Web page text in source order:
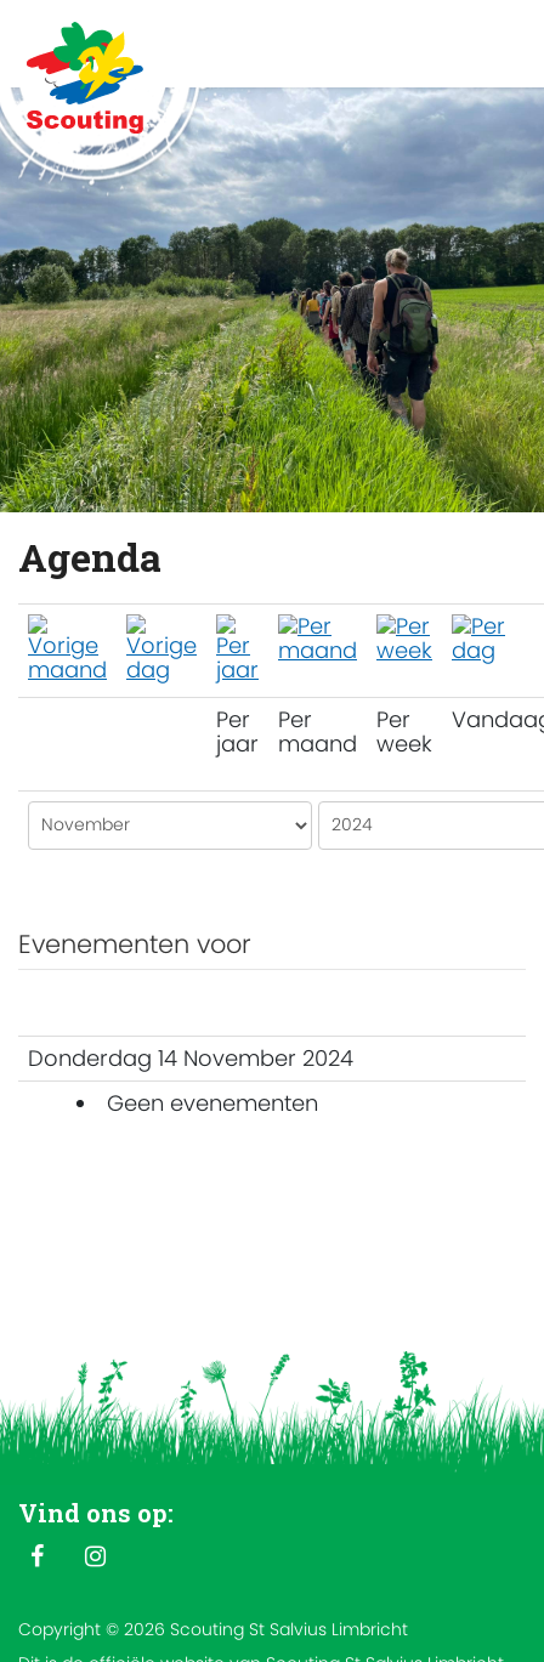
Agenda
Per
jaar
Per
maand
Per
week
Evenementen voor
Donderdag 14 November 2024
Geen evenementen
Vind ons op:
Copyright © 2026 Scouting St Salvius Limbricht